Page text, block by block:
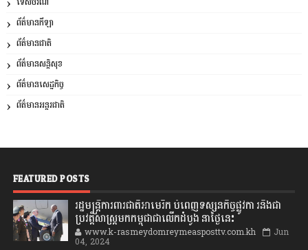
ព័ត៌មានកីឡា
ព័ត៌មានជាតិ
ព័ត៌មានសន្តិសុខ
ព័ត៌មានសេដ្ឋកិច្ច
ព័ត៌មានអន្តរជាតិ
FEATURED POSTS
រដ្ឋមន្រ្តីការពារជាតិអាមេរិក បំពេញទស្សនកិច្ចផ្លូវកា រនិងជា
ប្រវត្តិសាស្រ្តមកកម្ពុជាជាលើកដំបូង នាថ្ងៃនេះ
www.k-rasmeydomreymeasposttv.com.kh Jun
04, 2024